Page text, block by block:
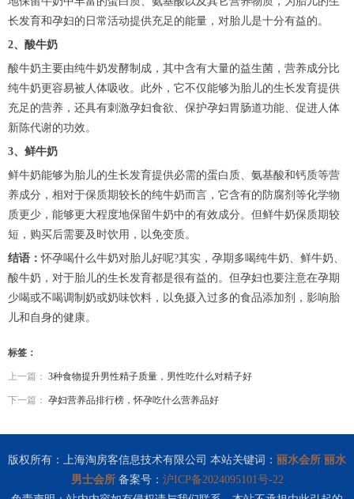
长发育和孕妇的日常活动提供充足的能量，对胎儿是十分有益的。
2、酸牛奶
酸牛奶主要由纯牛奶发酵制成，其中含有大量的益生菌，营养成分比
纯牛奶更容易被人体吸收。此外，它不仅能够为胎儿的生长发育提供
充足的营养，还具有刺激孕妇食欲、保护孕妇胃肠道功能、促进人体
新陈代谢的功效。
3、鲜牛奶
鲜牛奶能够为胎儿的生长发育提供必需的蛋白质、氨基酸和钙质等营
养成分，相对于保质期较长的纯牛奶而言，它含有的防腐剂等化学物
质更少，能够更大程度地保留牛奶中的有效成分。但鲜牛奶保质期较
短，购买后需要及时饮用，以免变质。
结语：怀孕喝什么牛奶对胎儿好呢?其实，孕期多喝纯牛奶、鲜牛奶、
酸牛奶，对于胎儿的生长发育都是很有益的。但孕妇也要注意在孕期
少喝或不喝调制奶或奶味饮料，以免摄入过多的食品添加剂，影响胎
儿和自身的健康。
标签：
上一篇： 3种食物提升男性精子质量，男性吃什么对精子好
下一篇： 孕妇营养品排行榜，怀孕吃什么营养品好
版权所有：上海淘房客信息技术有限公司 本站关键词： 丽水会所 丽水
男士会所备案号： 沪ICP备2024095101号-22